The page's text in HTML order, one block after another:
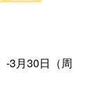
3月30日（周